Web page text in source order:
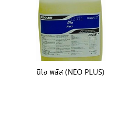
นีโอ พลัส (NEO PLUS)